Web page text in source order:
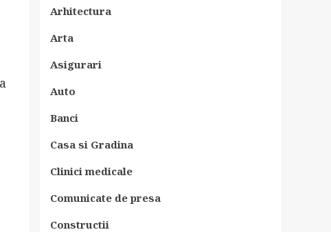
Arhitectura
Arta
Asigurari
Auto
Banci
Casa si Gradina
Clinici medicale
Comunicate de presa
Constructii